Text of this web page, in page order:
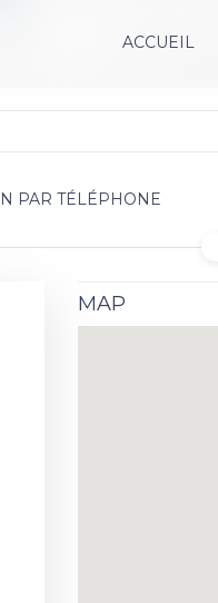
ACCUEIL
PAR TÉLÉPHONE
MAP